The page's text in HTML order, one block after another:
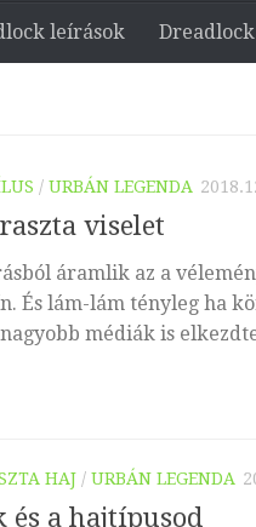
leírások Dreadlock
/ URBÁN LEGENDA
viselet
áramlik az a
És lám-lám tényleg ha
médiák is
HAJ / URBÁN LEGENDA
és a hajtípusod